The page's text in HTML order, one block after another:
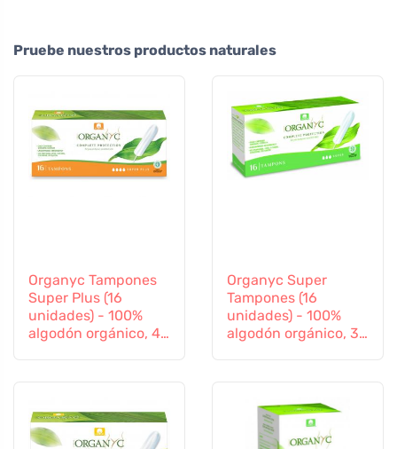
Pruebe nuestros productos naturales
Organyc Tampones
Super Plus (16
unidades) - 100%
algodón orgánico, 4
Organyc Super
Tampones (16
unidades) - 100%
algodón orgánico, 3